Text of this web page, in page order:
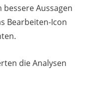
Aussagen
Bearbeiten-Icon